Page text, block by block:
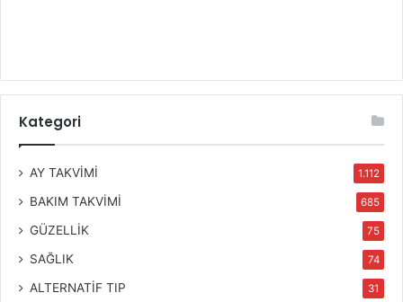
Kategori
AY TAKVİMİ 1.112
BAKIM TAKVİMİ 685
GÜZELLİK 75
SAĞLIK 74
ALTERNATİF TIP 31